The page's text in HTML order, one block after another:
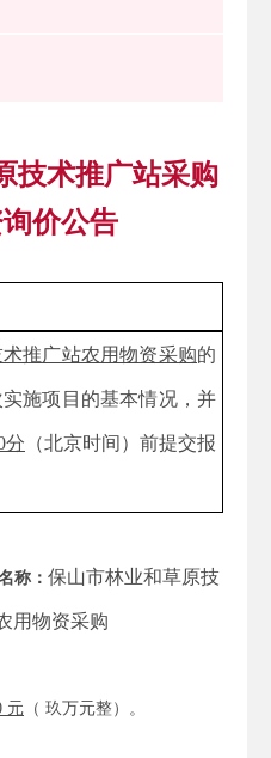
技术推广站采购
价公告
术推广站农用物资采购的
施项目的基本情况，并
分 （北京时间）前提交报
称： 保山市林业和草原技
用物资采购
元 （ 玖万元整） 。